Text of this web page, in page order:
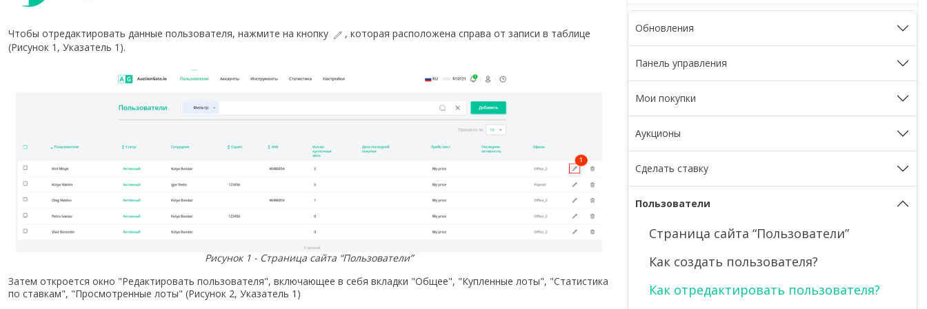
Чтобы отредактировать данные пользователя, нажмите на кнопку
, которая расположена справа от записи в таблице
(Рисунок 1, Указатель 1).
Рисунок 1 - Страница сайта “Пользователи”
Затем откроется окно "Редактировать пользователя", включающее в себя вкладки "Общее", "Купленные лоты", "Статистика
по ставкам", "Просмотренные лоты" (Рисунок 2, Указатель 1)
Обновления
Панель управления
Мои покупки
Аукционы
Сделать ставку
Пользователи
Страница сайта “Пользователи”
Как создать пользователя?
Как отредактировать пользователя?